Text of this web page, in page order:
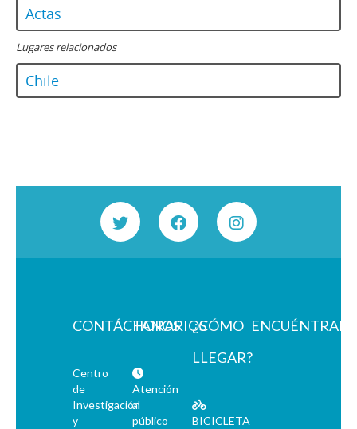
Actas
Lugares relacionados
Chile
CONTÁCTANOS
Centro
de
Investigación
y
HORARIOS
Atención
al
público
¿CÓMO
LLEGAR?
BICICLETA